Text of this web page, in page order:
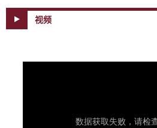
视频